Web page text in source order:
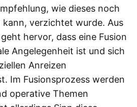
wie dieses noch
verzichtet wurde. Aus
hervor, dass eine Fusion
Angelegenheit ist und sich
Anreizen
Im Fusionsprozess werden
operative Themen